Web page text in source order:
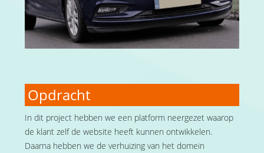
Opdracht
In dit project hebben we een platform neergezet waarop
de klant zelf de website heeft kunnen ontwikkelen.
Daarna hebben we de verhuizing van het domein